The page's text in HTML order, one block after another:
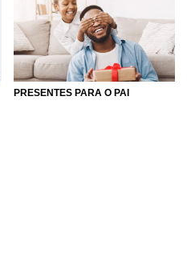
PRESENTES PARA O PAI